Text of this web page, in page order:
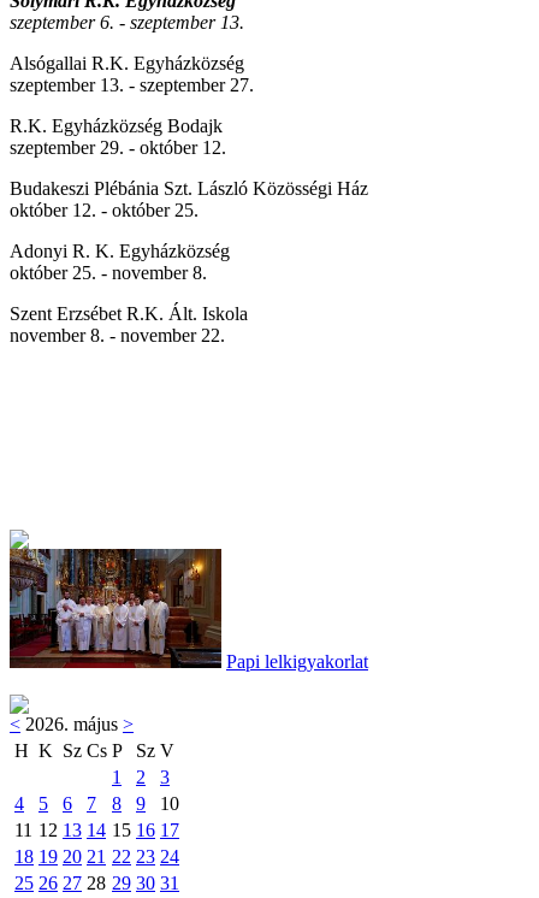
szeptember 6. - szeptember 13.
Alsógallai R.K. Egyházközség
szeptember 13. - szeptember 27.
R.K. Egyházközség Bodajk
szeptember 29. - október 12.
Budakeszi Plébánia Szt. László Közösségi Ház
október 12. - október 25.
Adonyi R. K. Egyházközség
október 25. - november 8.
Szent Erzsébet R.K. Ált. Iskola
november 8. - november 22.
Papi lelkigyakorlat
< 2026. május >
H K Sz Cs P Sz V
1
2
3
4
5 6 7 8 9
10
11 12 13 14 15 16 17
18 19 20 21 22 23 24
25 26 27 28 29 30 31